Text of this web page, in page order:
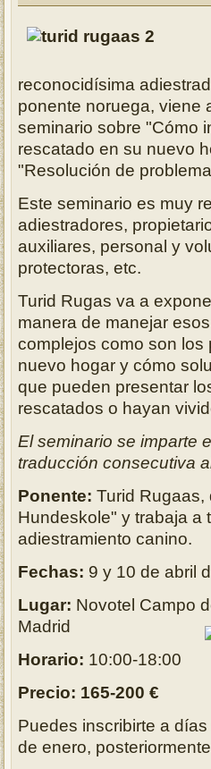
reconocidísima
ponente noruega, viene
seminario sobre "Cómo
rescatado en su nuevo
"Resolución de
Este seminario es muy
adiestradores,
auxiliares, personal y
protectoras, etc.
Turid Rugas va a
manera de manejar
complejos como son los
nuevo hogar y cómo
que pueden presentar
rescatados o hayan
El seminario se imparte
traducción consecutiva
Ponente:Turid Rugaas,
Hundeskole" y trabaja a
adiestramiento canino.
Fechas: 9 y 10 de abril
Lugar: Novotel Campo
Madrid
Horario: 10:00-18:00
Precio: 165-200 €
Puedes inscribirte a
de enero,